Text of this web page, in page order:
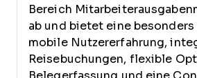
Bereich
ab und bietet eine
mobile Nutzererfahrung,
Reisebuchungen, flexible